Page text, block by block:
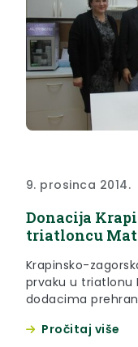
9. prosinca 2014.
Donacija
triatloncu
Krapinsko-
prvaku u triatlonu
dodacima
napornim
Pročitaj više